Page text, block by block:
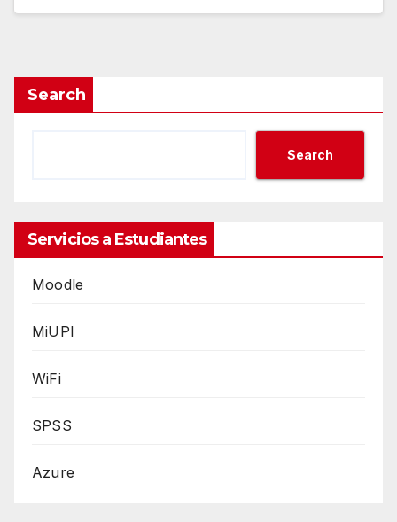
Search
Search
Servicios a Estudiantes
Moodle
MiUPI
WiFi
SPSS
Azure